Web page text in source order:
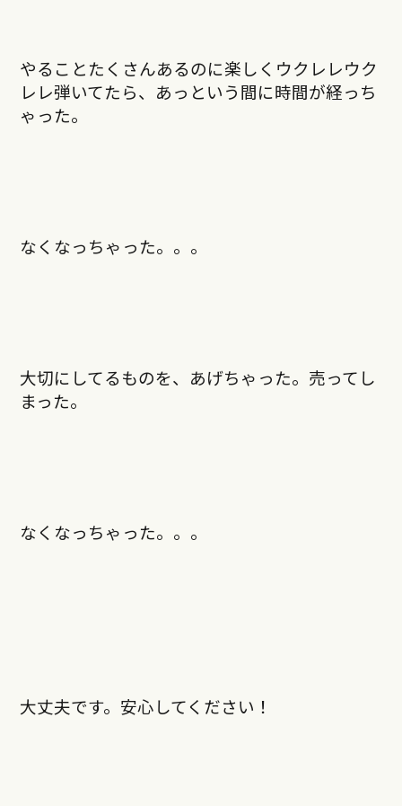
やることたくさんあるのに楽しくウクレレウク
レレ弾いてたら、あっという間に時間が経っち
ゃった。
なくなっちゃった。。。
大切にしてるものを、あげちゃった。売ってし
まった。
なくなっちゃった。。。
大丈夫です。安心してください！